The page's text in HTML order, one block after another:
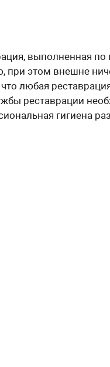
выполненная
этом внешне
любая
реставрации
гигиена